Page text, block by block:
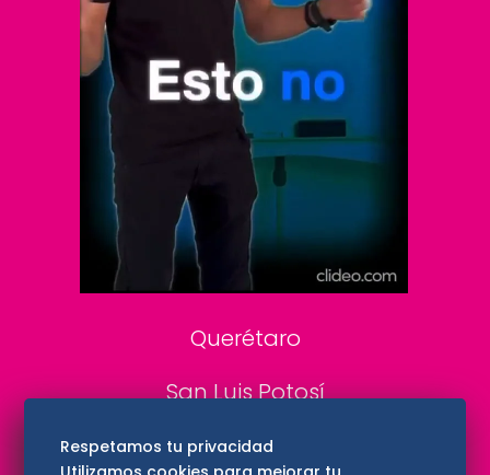
Clase
De 10 sports
DeDinero
Confabulario
Aviso Oportuno
Consultas
Querétaro
San Luis Potosí
Edomex
Respetamos tu privacidad